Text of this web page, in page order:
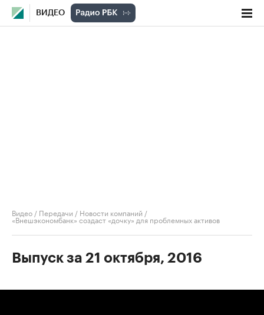
ВИДЕО
Видео / Передачи / Новости компаний /
«Внешэкономбанк» создаст «дочку» для проблемных активов
Выпуск за 21 октября, 2016